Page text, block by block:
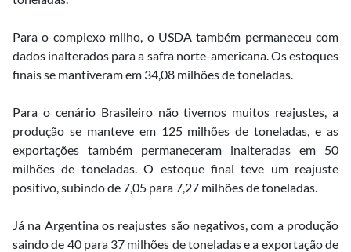
Para o complexo milho, o USDA também permaneceu com
dados inalterados para a safra norte-americana. Os estoques
finais se mantiveram em 34,08 milhões de toneladas.
Para o cenário Brasileiro não tivemos muitos reajustes, a
produção se manteve em 125 milhões de toneladas, e as
exportações também permaneceram inalteradas em 50
milhões de toneladas. O estoque final teve um reajuste
positivo, subindo de 7,05 para 7,27 milhões de toneladas.
Já na Argentina os reajustes são negativos, com a produção
saindo de 40 para 37 milhões de toneladas e a exportação de